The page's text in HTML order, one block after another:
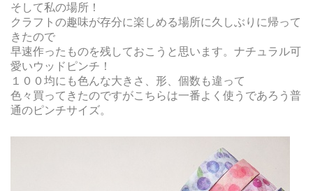
そして私の場所！
クラフトの趣味が存分に楽しめる場所に久しぶりに帰って
きたので
早速作ったものを残しておこうと思います。ナチュラル可
愛いウッドピンチ！
１００均にも色んな大きさ、形、個数も違って
色々買ってきたのですがこちらは一番よく使うであろう普
通のピンチサイズ。